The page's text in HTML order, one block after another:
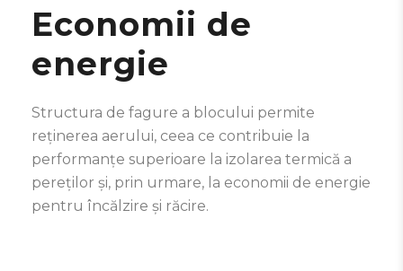
Economii de
energie
Structura de fagure a blocului permite
reținerea aerului, ceea ce contribuie la
performanțe superioare la izolarea termică a
pereților și, prin urmare, la economii de energie
pentru încălzire și răcire.